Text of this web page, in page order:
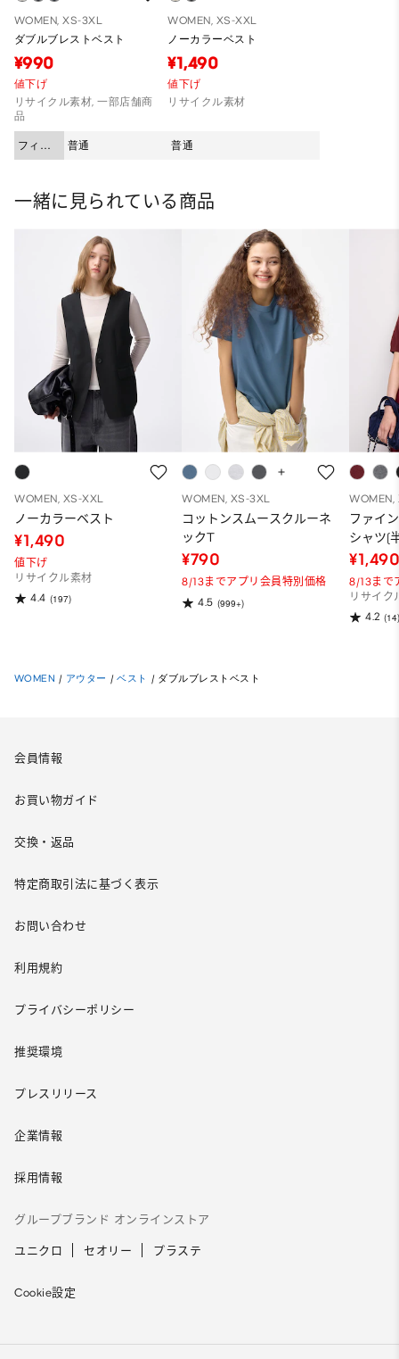
WOMEN, XS-3XL
ダブルブレストベスト
¥990
値下げ
リサイクル素材, 一部店舗商
品
フィッ
ト
普通
WOMEN, XS-XXL
ノーカラーベスト
¥1,490
値下げ
リサイクル素材
普通
一緒に見られている商品
WOMEN, XS-XXL
ノーカラーベスト
¥1,490
値下げ
リサイクル素材
4.4 (197)
WOMEN, XS-3XL
コットンスムースクルーネ
ックT
¥790
8/13までアプリ会員特別価格
4.5 (999+)
WOMEN,
ファイ
シャツ(
8/13まで
リサイク
4.2 (14)
WOMEN / アウター / ベスト / ダブルブレストベスト
会員情報
お買い物ガイド
交換・返品
特定商取引法に基づく表示
お問い合わせ
利用規約
プライバシーポリシー
推奨環境
プレスリリース
企業情報
採用情報
グループブランド オンラインストア
ユニクロ セオリー プラステ
Cookie設定